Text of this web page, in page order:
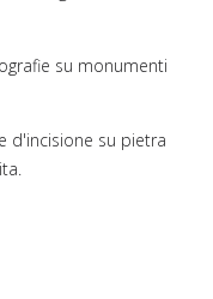
su monumenti
d'incisione su pietra